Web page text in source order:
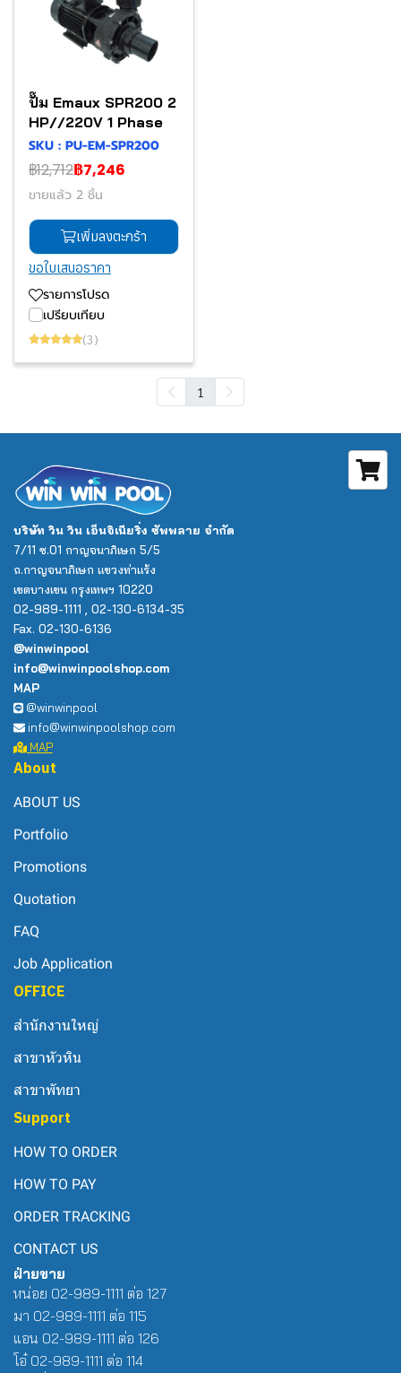
ปั๊ม Emaux SPR200 2
HP//220V 1 Phase
SKU : PU-EM-SPR200
฿12,712฿7,246
ขายแล้ว 2 ชิ้น
เพิ่มลงตะกร้า
ขอใบเสนอราคา
รายการโปรด
เปรียบเทียบ
(3)
1
บริษัท วิน วิน เอ็นจิเนียริ่ง ซัพพลาย จำกัด
7/11 ซ.01 กาญจนาภิเษก 5/5
ถ.กาญจนาภิเษก แขวงท่าแร้ง
เขตบางเขน กรุงเทพฯ 10220
02-989-1111 , 02-130-6134-35
Fax. 02-130-6136
@winwinpool
info@winwinpoolshop.com
MAP
@winwinpool
info@winwinpoolshop.com
MAP
About
ABOUT US
Portfolio
Promotions
Quotation
FAQ
Job Application
OFFICE
สำนักงานใหญ่
สาขาหัวหิน
สาขาพัทยา
Support
HOW TO ORDER
HOW TO PAY
ORDER TRACKING
CONTACT US
ฝ่ายขาย
หน่อย 02-989-1111 ต่อ 127
มา 02-989-1111 ต่อ 115
แอน 02-989-1111 ต่อ 126
โอ๋ 02-989-1111 ต่อ 114